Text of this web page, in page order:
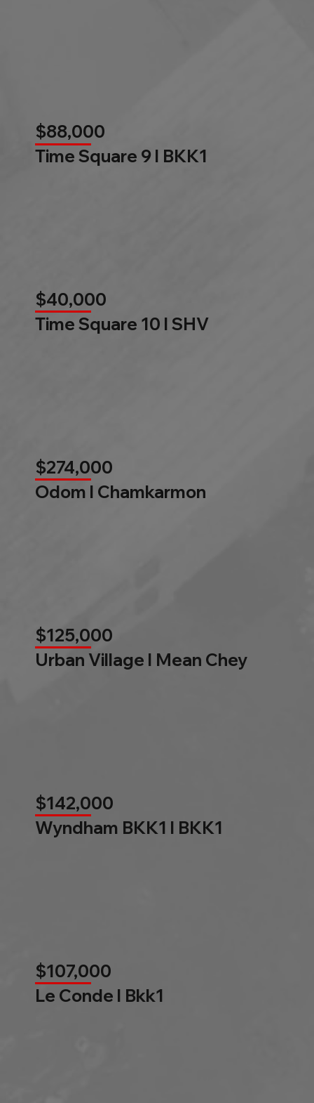
$88,000
Time Square 9 l BKK1
$40,000
Time Square 10 l SHV
$274,000
Odom l Chamkarmon
$125,000
Urban Village l Mean Chey
$142,000
Wyndham BKK1 l BKK1
$107,000
Le Conde l Bkk1